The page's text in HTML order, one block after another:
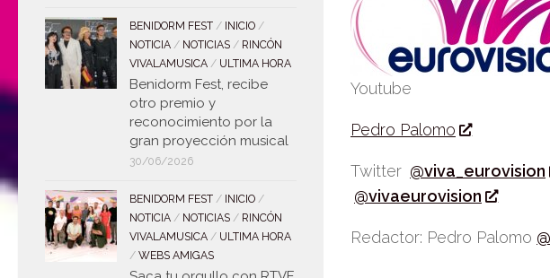
Youtube
Pedro Palomo
Twitter @viva_eurovision
@vivaeurovision
Redactor: Pedro Palomo
BENIDORM FEST / INICIO /
NOTICIA / NOTICIAS / RINCÓN
VIVALAMUSICA / ULTIMA HORA
Benidorm Fest, recibe
otro premio y
reconocimiento por la
gran proyección musical
30/06/2026
BENIDORM FEST / INICIO /
NOTICIA / NOTICIAS / RINCÓN
VIVALAMUSICA / ULTIMA HORA
/ WEBS AMIGAS